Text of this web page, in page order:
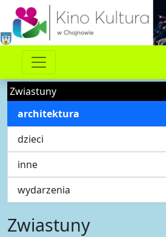
Zwiastuny
architektura
dzieci
inne
wydarzenia
Zwiastuny